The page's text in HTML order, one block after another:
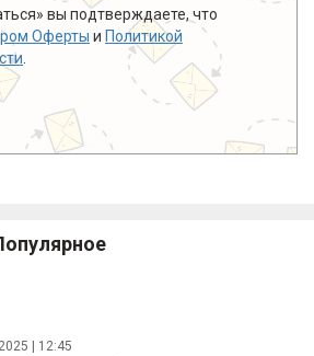
вы подтверждаете, что
Оферты и Политикой
| 12:45